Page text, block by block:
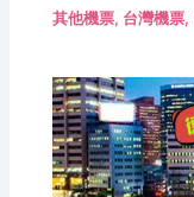
其他機票, 台灣機票,